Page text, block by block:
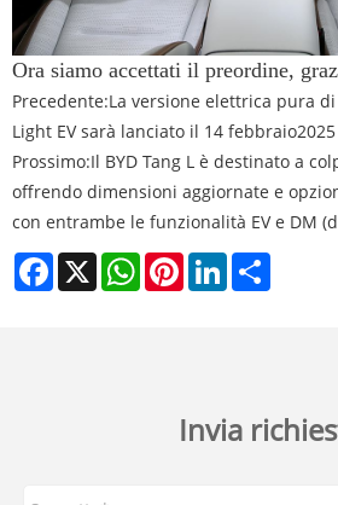
Ora siamo accettati il ​​preordine,
Precedente:La versione elettrica pura
Light EV sarà lanciato il 14 febbraio2025
Prossimo:Il BYD Tang L è destinato a
offrendo dimensioni aggiornate e
con entrambe le funzionalità EV e DM
Facebook
X WhatsAppPinterestLinkedIn
Invia